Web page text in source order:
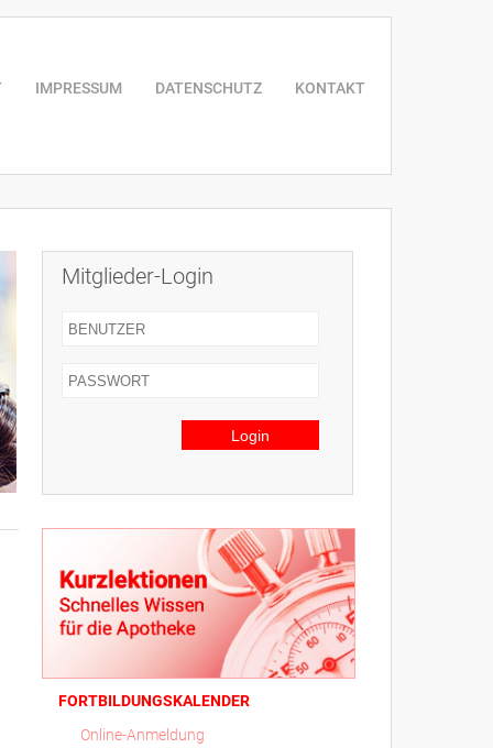
IMPRESSUM DATENSCHUTZ KONTAKT
Mitglieder-Login
FORTBILDUNGSKALENDER
Online-Anmeldung